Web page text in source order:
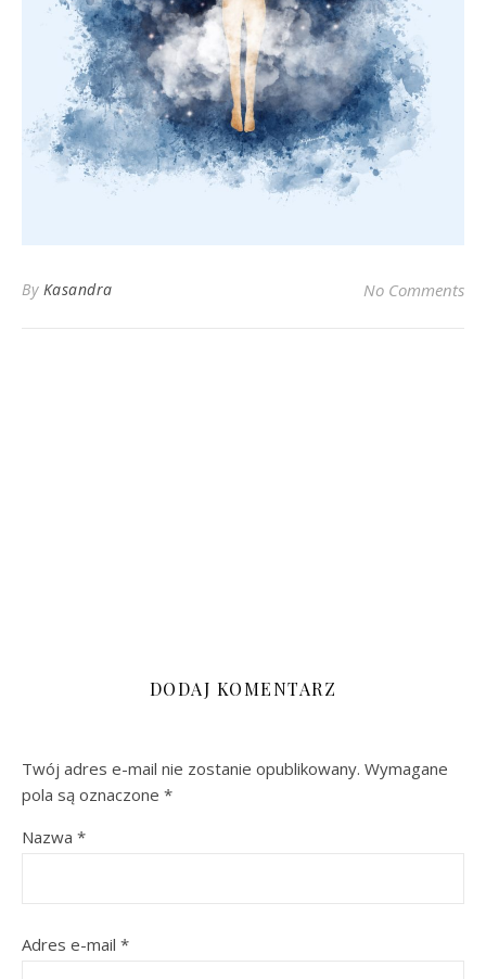
By Kasandra No Comments
DODAJ KOMENTARZ
Twój adres e-mail nie zostanie opublikowany. Wymagane
pola są oznaczone *
Nazwa *
Adres e-mail *